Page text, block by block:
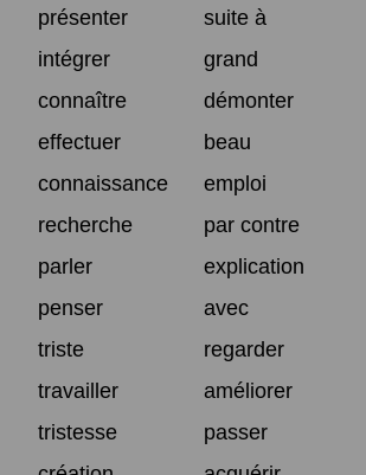
présenter
suite à
intégrer
grand
connaître
démonter
effectuer
beau
connaissance
emploi
recherche
par contre
parler
explication
penser
avec
triste
regarder
travailler
améliorer
tristesse
passer